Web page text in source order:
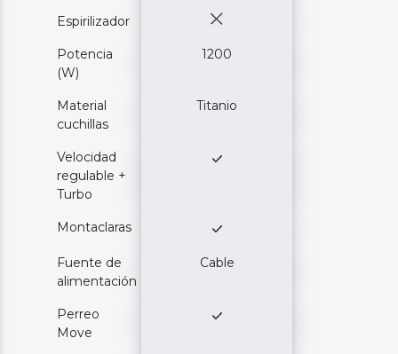
Espirilizador
Potencia
(W)
1200
Material
cuchillas
Titanio
Velocidad
regulable +
Turbo
Montaclaras
Fuente de
alimentación
Cable
Perreo
Move